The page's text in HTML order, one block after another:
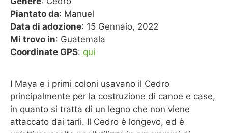
Piantato da: Manuel
Data di adozione: 15 Gennaio, 2022
Mi trovo in: Guatemala
Coordinate GPS: qui
I Maya e i primi coloni usavano il Cedro
principalmente per la costruzione di canoe e case,
in quanto si tratta di un legno che non viene
attaccato dai tarli. Il Cedro è longevo, ed è